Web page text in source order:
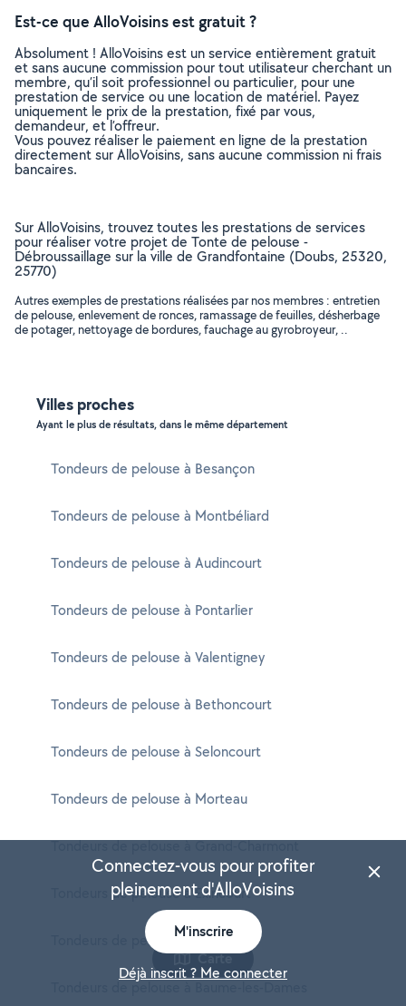
Est-ce que AlloVoisins est gratuit ?
Absolument ! AlloVoisins est un service entièrement gratuit
et sans aucune commission pour tout utilisateur cherchant un
membre, qu’il soit professionnel ou particulier, pour une
prestation de service ou une location de matériel. Payez
uniquement le prix de la prestation, fixé par vous,
demandeur, et l’offreur.
Vous pouvez réaliser le paiement en ligne de la prestation
directement sur AlloVoisins, sans aucune commission ni frais
bancaires.
Sur AlloVoisins, trouvez toutes les prestations de services
pour réaliser votre projet de Tonte de pelouse -
Débroussaillage sur la ville de Grandfontaine (Doubs, 25320,
25770)
Autres exemples de prestations réalisées par nos membres : entretien
de pelouse, enlevement de ronces, ramassage de feuilles, désherbage
de potager, nettoyage de bordures, fauchage au gyrobroyeur, ..
Villes proches
Ayant le plus de résultats, dans le même département
Tondeurs de pelouse à Besançon
Tondeurs de pelouse à Montbéliard
Tondeurs de pelouse à Audincourt
Tondeurs de pelouse à Pontarlier
Tondeurs de pelouse à Valentigney
Tondeurs de pelouse à Bethoncourt
Tondeurs de pelouse à Seloncourt
Tondeurs de pelouse à Morteau
Tondeurs de pelouse à Grand-Charmont
Tondeurs de pelouse à Exincourt
Tondeurs de pelouse à Mandeure
Tondeurs de pelouse à Baume-les-Dames
Carte
Connectez-vous pour profiter
pleinement d'AlloVoisins
M'inscrire
Déjà inscrit ? Me connecter